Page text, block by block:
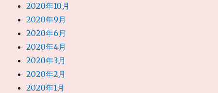
2020年10月
2020年9月
2020年6月
2020年4月
2020年3月
2020年2月
2020年1月